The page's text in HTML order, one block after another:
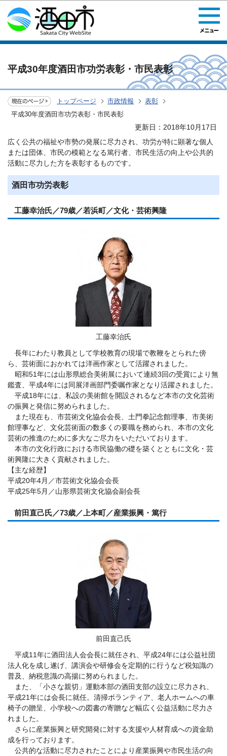
このページの本文へ移動
平成30年度酒田市功労表彰・市民表彰
トップページ 市政情報
表彰
平成30年度酒田市功労表彰・市民表彰
更新日：2018年10月17日
広く公共の福祉や市勢の発展に尽力され、功労が特に顕著な個人
または団体、市民の模範となる篤行者、市民生活の向上や公共的
活動に尽力した方を表彰するものです。
酒田市功労表彰
工藤幸治氏／79歳／若浜町／文化・芸術興隆
工藤幸治氏
長年にわたり教員として学校教育の現場で教鞭をとられた傍
ら、芸術面におかれては洋画作家として活躍されました。
昭和51年には山形県総合美術展において連続3回の受賞により無
鑑査、平成4年には同展洋画部門委嘱作家となり活躍されました。
平成18年には、私設の美術館を開設されるなど本市の文化芸術
の振興と発信に努められました。
また現在も、市芸術文化協会会長、土門拳記念館理事、市美術
館理事など、文化芸術面の数多くの要職を務められ、本市の文化
芸術の推進のために多大なご尽力をいただいております。
本市の文化行政における市民協働の礎を築くとともに文化・芸
術興隆に大きく貢献されました。
【主な経歴】
平成20年4月／市芸術文化協会会長
平成25年5月／山形県芸術文化協会副会長
前田直己氏／73歳／上本町／産業振興・篤行
前田直己氏
平成11年に酒田法人会会長に就任され、平成24年には公益社団
法人化を成し遂げ、講演会や研修会を定期的に行うなど税知識の
普及、納税意識の高揚に努められました。
また、「小さな親切」運動本部の酒田支部の設立に尽力され、
平成21年には会長に就任。清掃ボランティア、老人ホームへの車
椅子の贈呈、小学校への図書の寄贈など幅広く公益活動に尽力さ
れました。
さらに産業振興と研究開発に対する支援や人材育成への資金助
成を行っております。
公共的な活動に尽力されたことにより産業振興や市民生活の向